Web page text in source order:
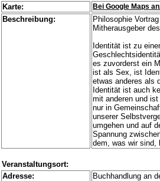
Karte:
Bei Google Maps
Beschreibung:
Philosophie
Mitherausgeber
Identität ist zu
es zuvorderst ein
ist als Sex, ist
etwas anderes als
Identität ist auch
mit anderen und
nur in
unserer
umgehen und auf
Spannung
dem, was wir sind,
Veranstaltungsort:
Adresse:
Buchhandlung an